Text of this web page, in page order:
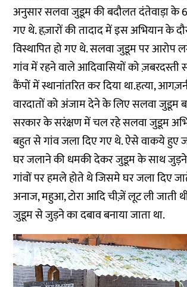
अनुसार सलवा जुडूम की बदौलत दंतेवाड़ा के
गए थे. हज़ारों की तादाद में इस अभियान के
विस्थापित हो गए थे. सलवा जुडूम पर आरोप
गांव में रहने वाले आदिवासियों को
कैंपों में स्थानांतरित कर दिया था.हत्या,
वारदातों को अंजाम देने के लिए सलवा जुडूम
सरकार के सरंक्षण में चल रहे सलवा जुडूम
बहुत से गांव जला दिए गए थे. ऐसे वाकये हुए
घर जलाने की धमकी देकर जुडूम के साथ जुड़ने
गांवों पर हमले होते थे जिसमे घर जला दिए
अनाज, महुआ, टोरा आदि चीज़ें लूट ली जाती
जुडूम से जुड़ने का दबाव बनाया जाता था.